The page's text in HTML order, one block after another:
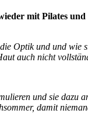
mit Pilates
Optik und und wie
auch nicht
und sie dazu
damit